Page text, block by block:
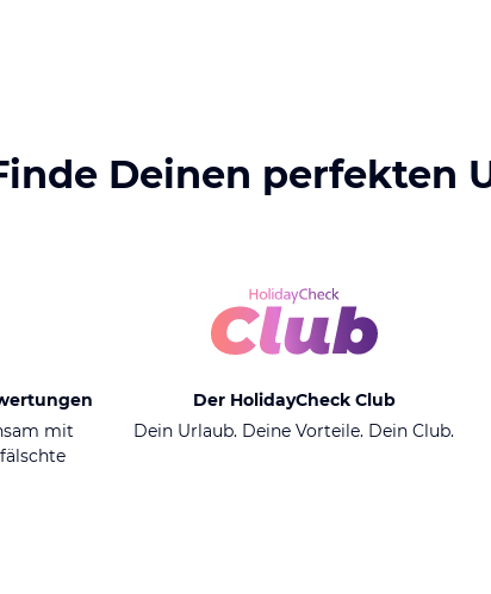
Deinen perfekten
mit
Der HolidayCheck Club
Dein Urlaub. Deine Vorteile. Dein Club.